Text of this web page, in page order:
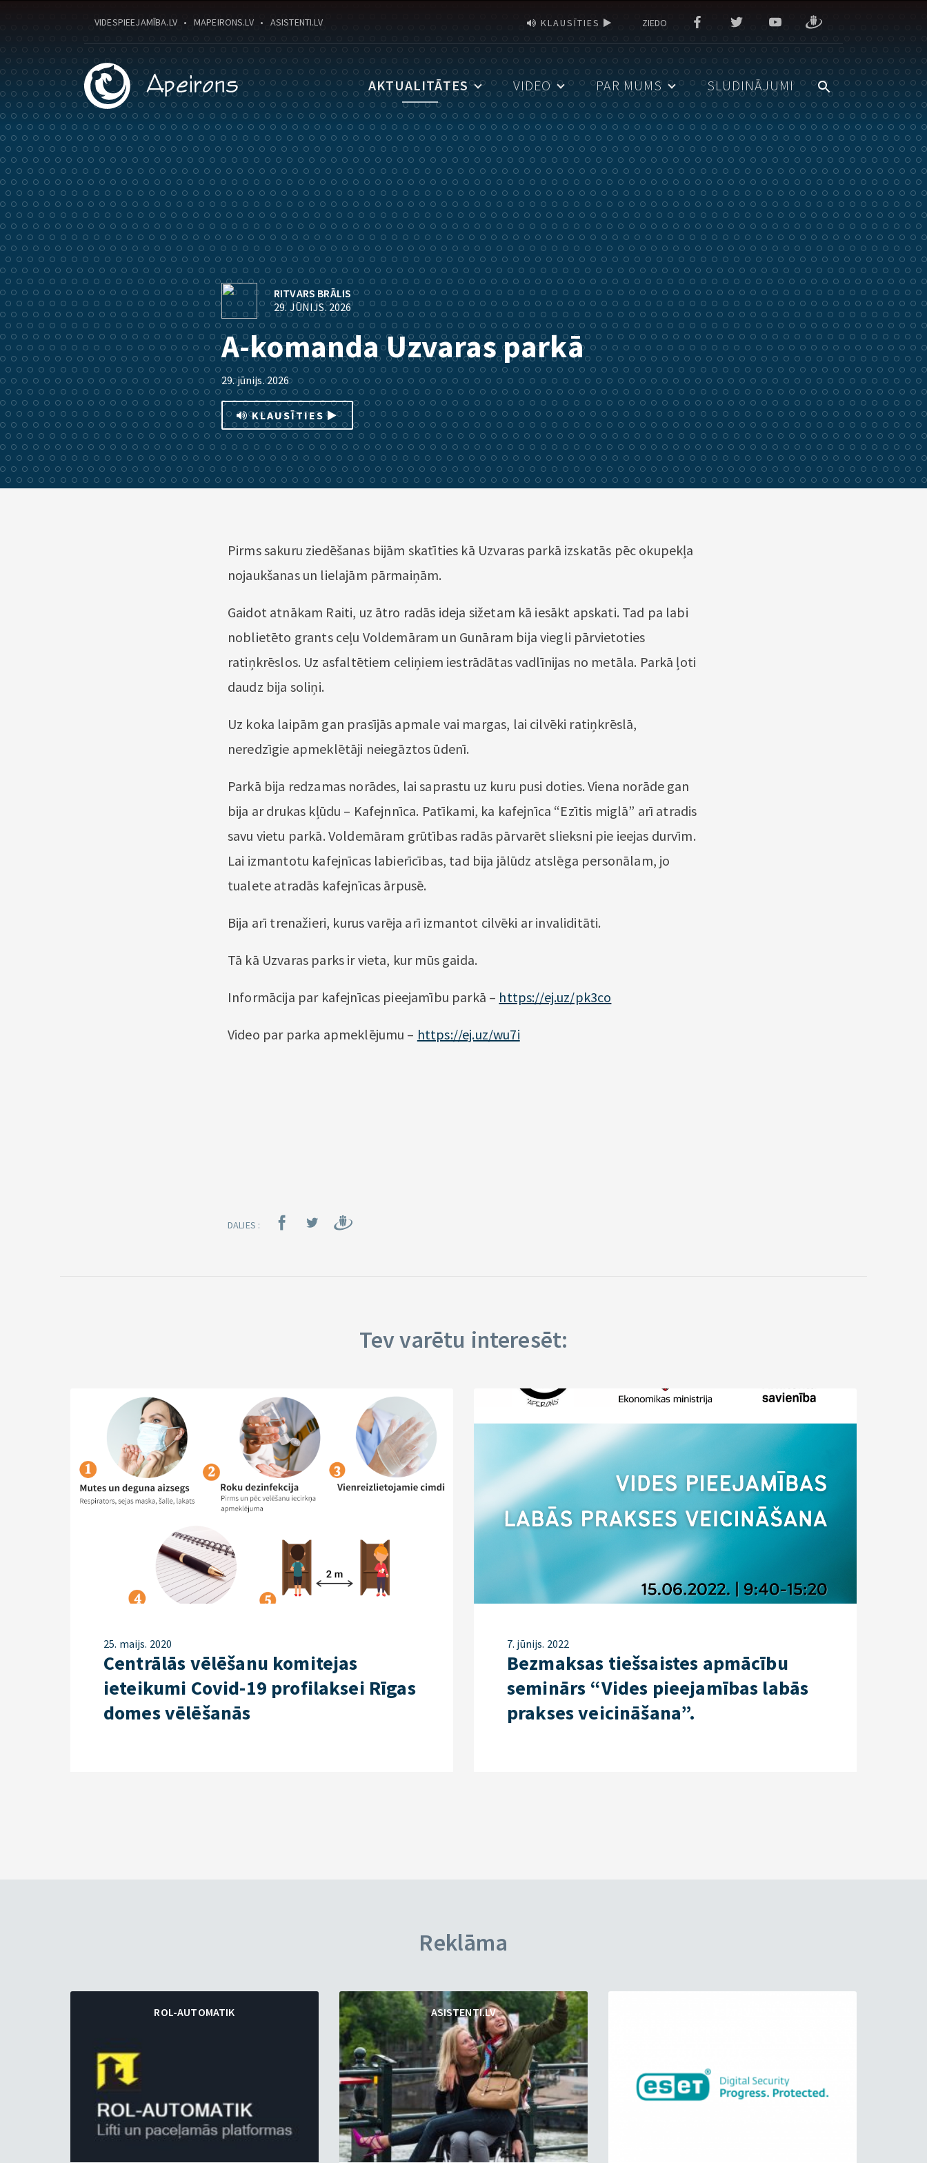
VIDESPIEEJAMĪBA.LV MAPEIRONS.LV ASISTENTI.LV KLAUSĪTIES ZIEDO
AKTUALITĀTES VIDEO PAR MUMS SLUDINĀJUMI
RITVARS BRĀLIS
29. JŪNIJS. 2026
A-komanda Uzvaras parkā
29. jūnijs. 2026
KLAUSĪTIES
Pirms sakuru ziedēšanas bijām skatīties kā Uzvaras parkā izskatās pēc okupekļa
nojaukšanas un lielajām pārmaiņām.
Gaidot atnākam Raiti, uz ātro radās ideja sižetam kā iesākt apskati. Tad pa labi
noblietēto grants ceļu Voldemāram un Gunāram bija viegli pārvietoties
ratiņkrēslos. Uz asfaltētiem celiņiem iestrādātas vadlīnijas no metāla. Parkā ļoti
daudz bija soliņi.
Uz koka laipām gan prasījās apmale vai margas, lai cilvēki ratiņkrēslā,
neredzīgie apmeklētāji neiegāztos ūdenī.
Parkā bija redzamas norādes, lai saprastu uz kuru pusi doties. Viena norāde gan
bija ar drukas kļūdu – Kafejnnīca. Patīkami, ka kafejnīca “Ezītis miglā” arī atradis
savu vietu parkā. Voldemāram grūtības radās pārvarēt slieksni pie ieejas durvīm.
Lai izmantotu kafejnīcas labierīcības, tad bija jālūdz atslēga personālam, jo
tualete atradās kafejnīcas ārpusē.
Bija arī trenažieri, kurus varēja arī izmantot cilvēki ar invaliditāti.
Tā kā Uzvaras parks ir vieta, kur mūs gaida.
Informācija par kafejnīcas pieejamību parkā – https://ej.uz/pk3co
Video par parka apmeklējumu – https://ej.uz/wu7i
DALIES :
Tev varētu interesēt:
25. maijs. 2020
Centrālās vēlēšanu komitejas
ieteikumi Covid-19 profilaksei Rīgas
domes vēlēšanās
7. jūnijs. 2022
Bezmaksas tiešsaistes apmācību
seminārs “Vides pieejamības labās
prakses veicināšana”.
Reklāma
ROL-AUTOMATIK ASISTENTI.LV